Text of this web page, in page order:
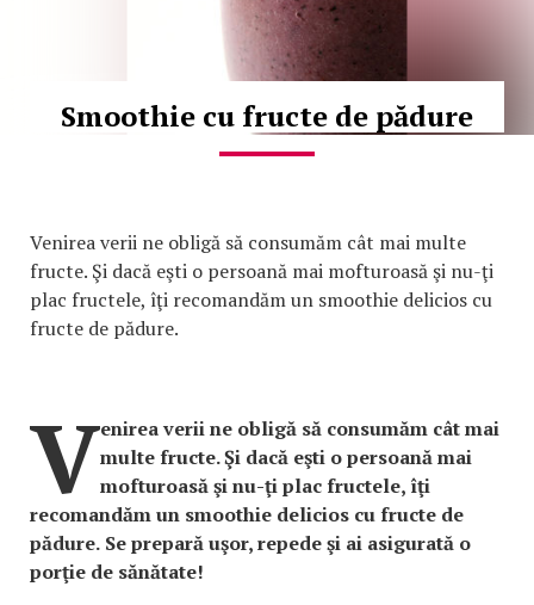
Smoothie cu fructe de pădure
Venirea verii ne obligă să consumăm cât mai multe
fructe. Şi dacă eşti o persoană mai mofturoasă şi nu-ţi
plac fructele, îţi recomandăm un smoothie delicios cu
fructe de pădure.
Venirea verii ne obligă să consumăm cât mai
multe fructe. Şi dacă eşti o persoană mai
mofturoasă şi nu-ţi plac fructele, îţi
recomandăm un smoothie delicios cu fructe de
pădure. Se prepară uşor, repede şi ai asigurată o
porţie de sănătate!